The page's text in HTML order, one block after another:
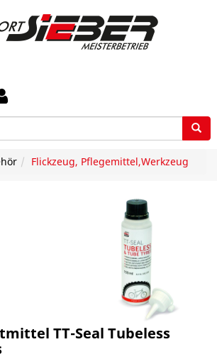
Flickzeug, Pflegemittel,Werkzeug
TT-Seal Tubeless